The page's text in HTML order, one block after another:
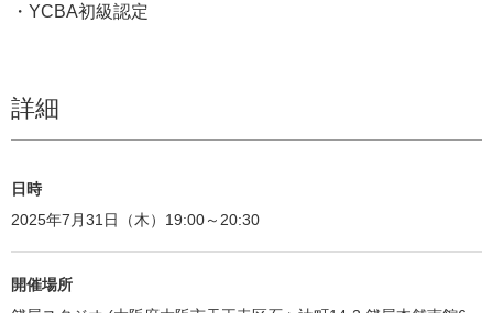
・YCBA初級認定
詳細
日時
2025年7月31日（木）19:00～20:30
開催場所